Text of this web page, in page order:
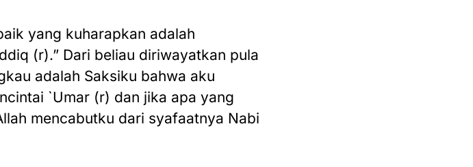
yang kuharapkan adalah
(r).” Dari beliau diriwayatkan pula
adalah Saksiku bahwa aku
`Umar (r) dan jika apa yang
mencabutku dari syafaatnya Nabi